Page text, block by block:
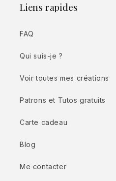
Liens rapides
FAQ
Qui suis-je ?
Voir toutes mes créations
Patrons et Tutos gratuits
Carte cadeau
Blog
Me contacter